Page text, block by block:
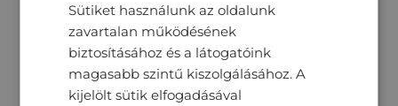
Sütiket használunk az oldalunk
zavartalan működésének
biztosításához és a látogatóink
magasabb szintű kiszolgálásához. A
kijelölt sütik elfogadásával